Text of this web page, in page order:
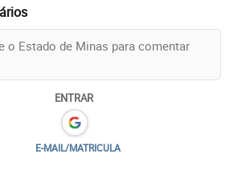
ENTRAR
E-MAIL/MATRICULA